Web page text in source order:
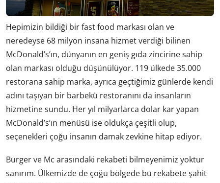
Hepimizin bildiği bir fast food markası olan ve
neredeyse 68 milyon insana hizmet verdiği bilinen
McDonald’s’ın, dünyanın en geniş gıda zincirine sahip
olan markası olduğu düşünülüyor. 119 ülkede 35.000
restorana sahip marka, ayrıca geçtiğimiz günlerde kendi
adını taşıyan bir barbekü restoranını da insanların
hizmetine sundu. Her yıl milyarlarca dolar kar yapan
McDonald’s’ın menüsü ise oldukça çeşitli olup,
seçenekleri çoğu insanın damak zevkine hitap ediyor.
Burger ve Mc arasındaki rekabeti bilmeyenimiz yoktur
sanırım. Ülkemizde de çoğu bölgede bu rekabete şahit